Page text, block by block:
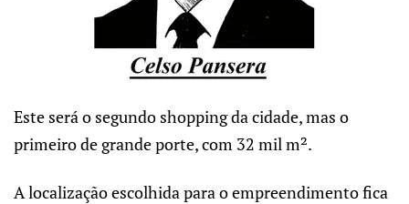
Este será o segundo shopping da cidade, mas o
primeiro de grande porte, com 32 mil m².
A localização escolhida para o empreendimento fica